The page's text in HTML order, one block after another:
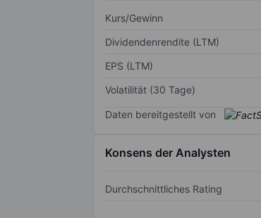
Kurs/Gewinn
Dividendenrendite (LTM)
EPS (LTM)
Volatilität (30 Tage)
Daten bereitgestellt von
Konsens der Analysten
Durchschnittliches Rating